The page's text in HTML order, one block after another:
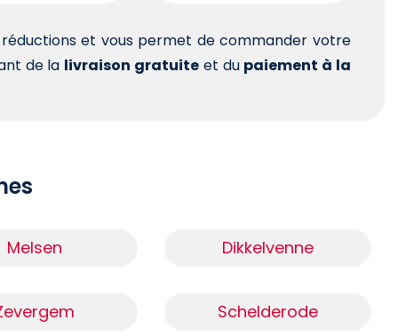
et vous permet de commander votre
de la livraison gratuite et du paiement à la
Melsen Dikkelvenne
Schelderode